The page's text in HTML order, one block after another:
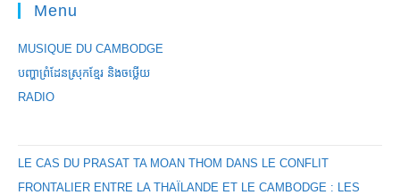
Menu
MUSIQUE DU CAMBODGE
បញ្ហាព្រំដែនស្រុកខ្មែរ និងចឞ្លើយ
RADIO
LE CAS DU PRASAT TA MOAN THOM DANS LE CONFLIT
FRONTALIER ENTRE LA THAÏLANDE ET LE CAMBODGE : LES